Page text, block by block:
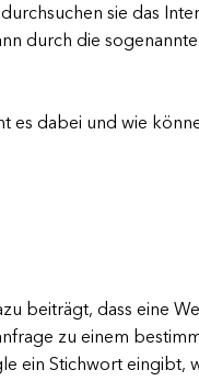
sie das
durch die
es dabei und wie
beiträgt, dass eine
zu einem
ein Stichwort eingibt,